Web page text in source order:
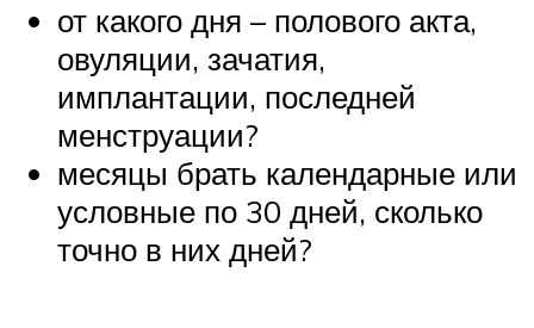
от какого дня – полового акта,
овуляции, зачатия,
имплантации, последней
менструации?
месяцы брать календарные или
условные по 30 дней, сколько
точно в них дней?